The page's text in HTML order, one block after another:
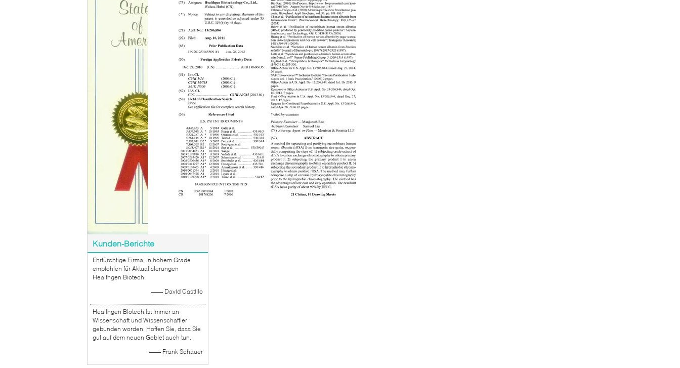
Kunden-Berichte
Ehrfürchtige Firma, in hohem Grade
empfohlen für Aktualisierungen
Healthgen Biotech.
—— David Castillo
Healthgen Biotech ist immer an
Wissenschaft und Wissenschaftler
gebunden worden. Hoffen Sie, dass Sie
gut auf dem neuen Gebiet auch tun.
—— Frank Schauer